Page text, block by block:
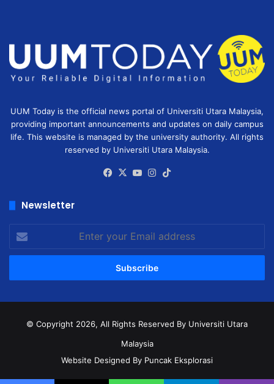
UUM Today is the official news portal of Universiti Utara Malaysia,
providing important announcements and updates on daily campus
life. This website is managed by the university authority. All rights
reserved by Universiti Utara Malaysia.
Facebook
X YouTubeInstagram
Newsletter
Enter
your
Email
© Copyright 2026, All Rights Reserved By Universiti Utara
Malaysia
Website Designed By Puncak Eksplorasi